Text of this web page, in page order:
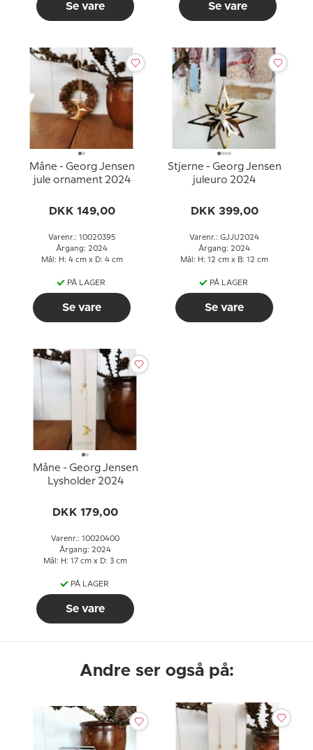
Se vare Se vare
Måne - Georg Jensen
jule ornament 2024
DKK 149,00
Varenr.: 10020395
Årgang: 2024
Mål: H: 4 cm x D: 4 cm
PÅ LAGER
Se vare
Stjerne - Georg Jensen
juleuro 2024
DKK 399,00
Varenr.: GJJU2024
Årgang: 2024
Mål: H: 12 cm x B: 12 cm
PÅ LAGER
Se vare
Måne - Georg Jensen
Lysholder 2024
DKK 179,00
Varenr.: 10020400
Årgang: 2024
Mål: H: 17 cm x D: 3 cm
PÅ LAGER
Se vare
Andre ser også på: